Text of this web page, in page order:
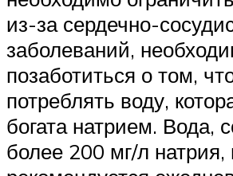
из-за сердечно-
заболеваний,
позаботиться о том,
потреблять воду,
богата натрием. Вода,
более 200 мг/л натрия,